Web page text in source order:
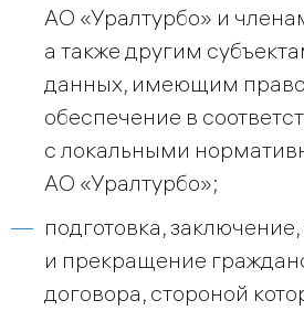
АО «Уралтурбо» и
а также другим
данных, имеющим
обеспечение в
с локальными
АО «Уралтурбо»;
подготовка,
и прекращение
договора, стороной